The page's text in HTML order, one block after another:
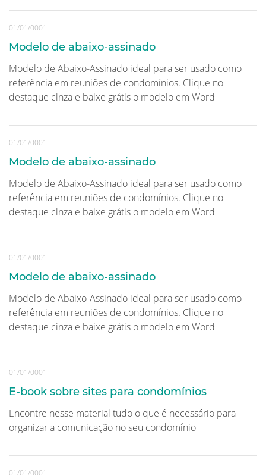
01/01/0001
Modelo de abaixo-assinado
Modelo de Abaixo-Assinado ideal para ser usado como
referência em reuniões de condomínios. Clique no
destaque cinza e baixe grátis o modelo em Word
01/01/0001
Modelo de abaixo-assinado
Modelo de Abaixo-Assinado ideal para ser usado como
referência em reuniões de condomínios. Clique no
destaque cinza e baixe grátis o modelo em Word
01/01/0001
Modelo de abaixo-assinado
Modelo de Abaixo-Assinado ideal para ser usado como
referência em reuniões de condomínios. Clique no
destaque cinza e baixe grátis o modelo em Word
01/01/0001
E-book sobre sites para condomínios
Encontre nesse material tudo o que é necessário para
organizar a comunicação no seu condomínio
01/01/0001